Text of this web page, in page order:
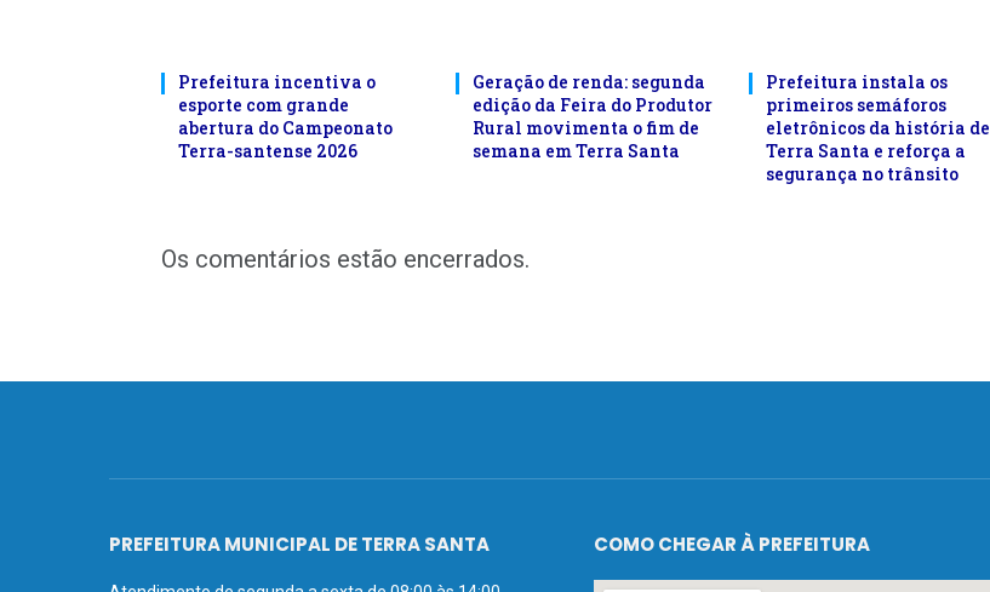
Prefeitura incentiva o
esporte com grande
abertura do Campeonato
Terra-santense 2026
Geração de renda: segunda
edição da Feira do Produtor
Rural movimenta o fim de
semana em Terra Santa
Prefeitura instala os
primeiros semáforos
eletrônicos da história de
Terra Santa e reforça a
segurança no trânsito
Os comentários estão encerrados.
PREFEITURA MUNICIPAL DE TERRA SANTA COMO CHEGAR À PREFEITURA